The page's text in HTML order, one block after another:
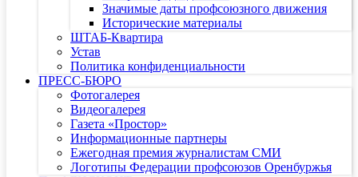
Значимые даты профсоюзного движения
Исторические материалы
ШТАБ-Квартира
Устав
Политика конфиденциальности
ПРЕСС-БЮРО
Фотогалерея
Видеогалерея
Газета «Простор»
Информационные партнеры
Ежегодная премия журналистам СМИ
Логотипы Федерации профсоюзов Оренбуржья